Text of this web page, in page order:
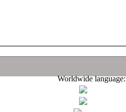
Worldwide language: